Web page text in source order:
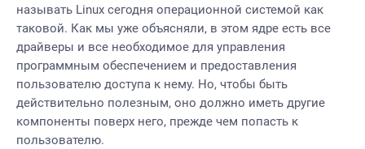
называть Linux сегодня операционной системой как
таковой. Как мы уже объясняли, в этом ядре есть все
драйверы и все необходимое для управления
программным обеспечением и предоставления
пользователю доступа к нему. Но, чтобы быть
действительно полезным, оно должно иметь другие
компоненты поверх него, прежде чем попасть к
пользователю.